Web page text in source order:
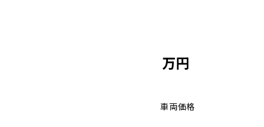
万円
車両価格